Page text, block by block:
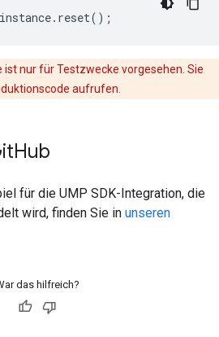
instance. reset();
ist nur für Testzwecke vorgesehen. Sie
aufrufen.
Hub
für die UMP SDK-Integration, die
wird, finden Sie in unseren
das hilfreich?